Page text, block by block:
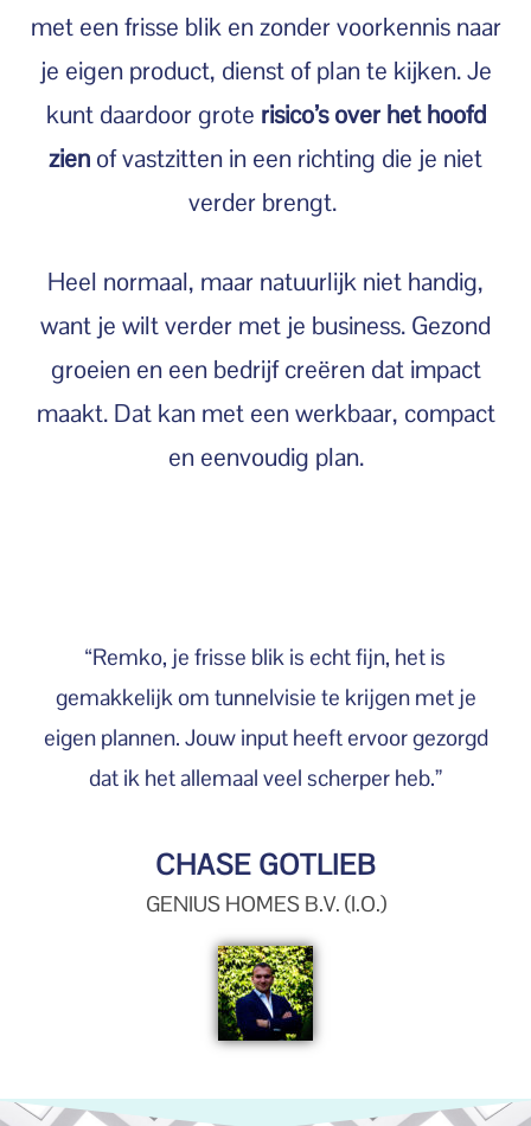
met een frisse blik en zonder voorkennis naar
je eigen product, dienst of plan te kijken. Je
kunt daardoor grote risico’s over het hoofd
zien of vastzitten in een richting die je niet
verder brengt.
Heel normaal, maar natuurlijk niet handig,
want je wilt verder met je business. Gezond
groeien en een bedrijf creëren dat impact
maakt. Dat kan met een werkbaar, compact
en eenvoudig plan.
“Remko, je frisse blik is echt fijn, het is
gemakkelijk om tunnelvisie te krijgen met je
eigen plannen. Jouw input heeft ervoor gezorgd
dat ik het allemaal veel scherper heb.”
CHASE GOTLIEB
GENIUS HOMES B.V. (I.O.)